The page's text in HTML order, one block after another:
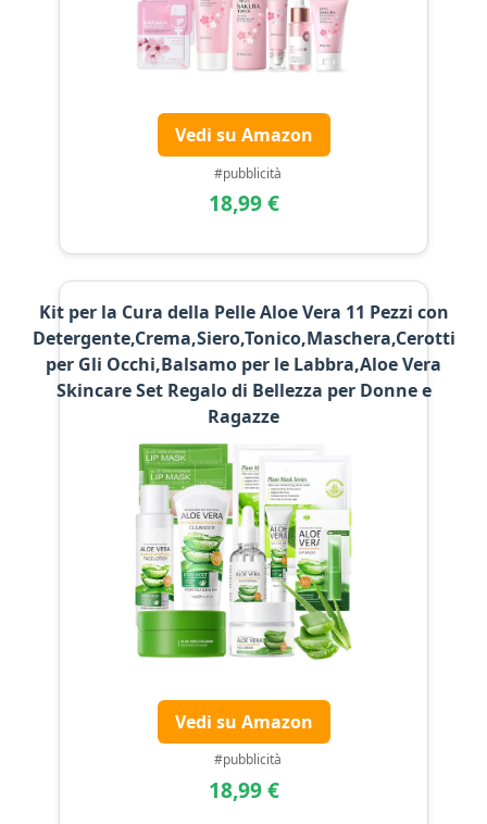
Vedi su Amazon
#pubblicità
18,99 €
Kit per la Cura della Pelle Aloe Vera 11 Pezzi con
Detergente,Crema,Siero,Tonico,Maschera,Cerotti
per Gli Occhi,Balsamo per le Labbra,Aloe Vera
Skincare Set Regalo di Bellezza per Donne e
Ragazze
Vedi su Amazon
#pubblicità
18,99 €